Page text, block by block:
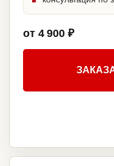
от 4 900 ₽